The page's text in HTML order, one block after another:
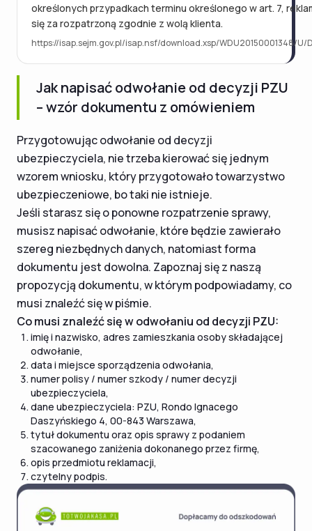
określonych przypadkach terminu określonego w art. 7,
się za rozpatrzoną zgodnie z wolą klienta.
https://isap.sejm.gov.pl/isap.nsf/download.xsp/WDU20150001348/U/
Jak napisać odwołanie od decyzji PZU
– wzór dokumentu z omówieniem
Przygotowując odwołanie od decyzji
ubezpieczyciela, nie trzeba kierować się jednym
wzorem wniosku, który przygotowało towarzystwo
ubezpieczeniowe, bo taki nie istnieje.
Jeśli starasz się o ponowne rozpatrzenie sprawy,
musisz napisać odwołanie, które będzie zawierało
szereg niezbędnych danych, natomiast forma
dokumentu jest dowolna. Zapoznaj się z naszą
propozycją dokumentu, w którym podpowiadamy, co
musi znaleźć się w piśmie.
Co musi znaleźć się w odwołaniu od decyzji PZU:
imię i nazwisko, adres zamieszkania osoby składającej
odwołanie,
data i miejsce sporządzenia odwołania,
numer polisy / numer szkody / numer decyzji
ubezpieczyciela,
dane ubezpieczyciela: PZU, Rondo Ignacego
Daszyńskiego 4, 00-843 Warszawa,
tytuł dokumentu oraz opis sprawy z podaniem
szacowanego zaniżenia dokonanego przez firmę,
opis przedmiotu reklamacji,
czytelny podpis.